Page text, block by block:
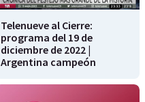
Telenueve al Cierre:
programa del 19 de
diciembre de 2022 |
Argentina campeón